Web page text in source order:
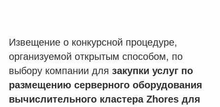
Извещение о конкурсной процедуре,
организуемой открытым способом, по
выбору компании для закупки услуг по
размещению серверного оборудования
вычислительного кластера Zhores для